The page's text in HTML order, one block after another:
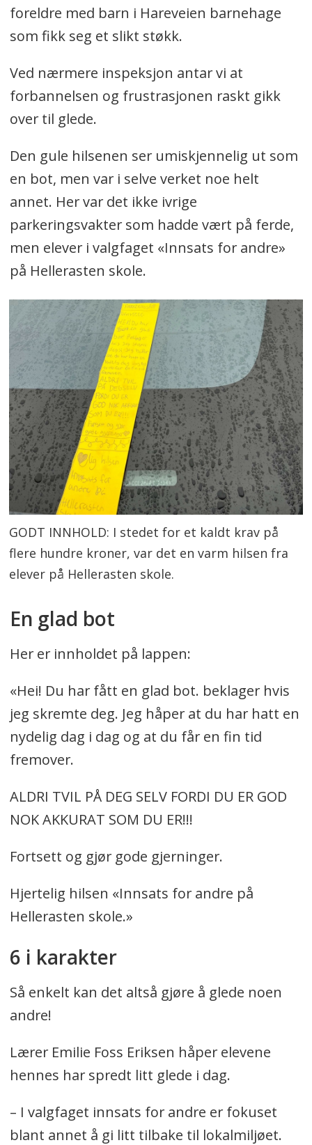
foreldre med barn i Hareveien barnehage
som fikk seg et slikt støkk.
Ved nærmere inspeksjon antar vi at
forbannelsen og frustrasjonen raskt gikk
over til glede.
Den gule hilsenen ser umiskjennelig ut som
en bot, men var i selve verket noe helt
annet. Her var det ikke ivrige
parkeringsvakter som hadde vært på ferde,
men elever i valgfaget «Innsats for andre»
på Hellerasten skole.
GODT INNHOLD: I stedet for et kaldt krav på
flere hundre kroner, var det en varm hilsen fra
elever på Hellerasten skole.
En glad bot
Her er innholdet på lappen:
«Hei! Du har fått en glad bot. beklager hvis
jeg skremte deg. Jeg håper at du har hatt en
nydelig dag i dag og at du får en fin tid
fremover.
ALDRI TVIL PÅ DEG SELV FORDI DU ER GOD
NOK AKKURAT SOM DU ER!!!
Fortsett og gjør gode gjerninger.
Hjertelig hilsen «Innsats for andre på
Hellerasten skole.»
6 i karakter
Så enkelt kan det altså gjøre å glede noen
andre!
Lærer Emilie Foss Eriksen håper elevene
hennes har spredt litt glede i dag.
– I valgfaget innsats for andre er fokuset
blant annet å gi litt tilbake til lokalmiljøet.